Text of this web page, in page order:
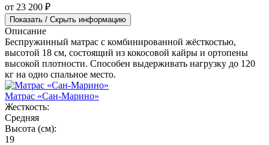
от 23 200 ₽
Показать / Скрыть информацию
Описание
Беспружинный матрас с комбинированной жёсткостью,
высотой 18 см, состоящий из кокосовой кайры и ортопены
высокой плотности. Способен выдерживать нагрузку до 120
кг на одно спальное место.
Матрас «Сан-Марино»
Жесткость:
Средняя
Высота (см):
19